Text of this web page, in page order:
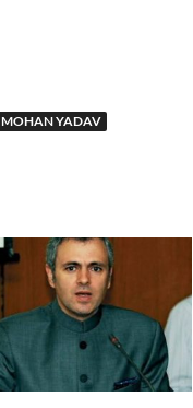
MOHAN YADAV